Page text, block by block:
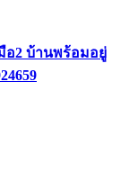
อ2 บ้านพร้อมอยู่